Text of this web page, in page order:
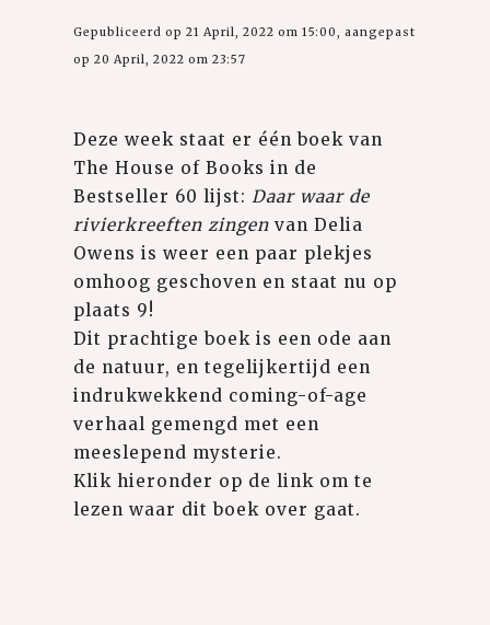
Gepubliceerd op 21 April, 2022 om 15:00, aangepast
op 20 April, 2022 om 23:57
Deze week staat er één boek van
The House of Books in de
Bestseller 60 lijst: Daar waar de
rivierkreeften zingenvan Delia
Owens is weer een paar plekjes
omhoog geschoven en staat nu op
plaats 9!
Dit prachtige boek is een ode aan
de natuur, en tegelijkertijd een
indrukwekkend coming-of-age
verhaal gemengd met een
meeslepend mysterie.
Klik hieronder op de link om te
lezen waar dit boek over gaat.